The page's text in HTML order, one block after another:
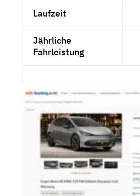
Laufzeit
Jährliche
Fahrleistung